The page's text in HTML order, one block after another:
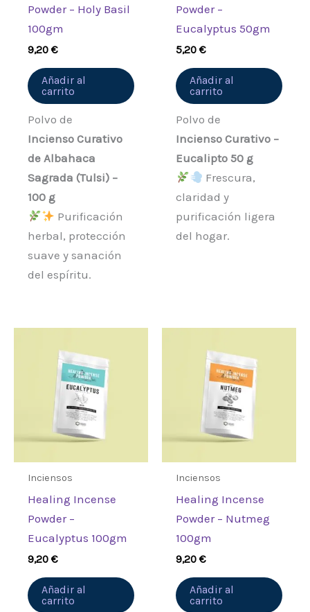
Powder – Holy Basil
100gm
9,20€
Añadir al
carrito
Polvo de
Incienso Curativo
de Albahaca
Sagrada (Tulsi) –
100 g
Purificación
herbal, protección
suave y sanación
del espíritu.
Powder –
Eucalyptus 50gm
5,20€
Añadir al
carrito
Polvo de
Incienso Curativo –
Eucalipto 50 g
Frescura,
claridad y
purificación ligera
del hogar.
Inciensos
Healing Incense
Powder –
Eucalyptus 100gm
9,20€
Añadir al
carrito
Inciensos
Healing Incense
Powder – Nutmeg
100gm
9,20€
Añadir al
carrito